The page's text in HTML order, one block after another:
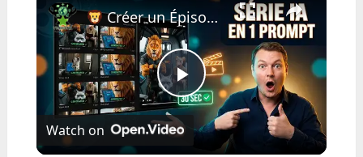
Play
Video
Créer un Épisode de Série Animée IA en Quelques Clics — Shots, Dialogue et Assemblage Live
Watch on